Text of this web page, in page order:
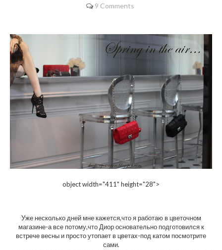
9 Comments
object width="411" height="28">
Уже несколько дней мне кажется,что я работаю в цветочном
магазине-а все потому,что Диор основательно подготовился к
встрече весны и просто утопает в цветах-под катом посмотрите
сами.